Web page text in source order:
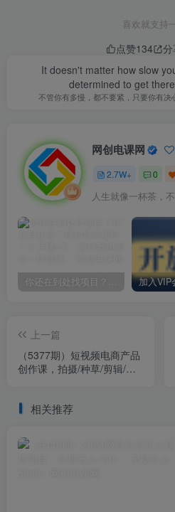
喜欢就支持
点赞134 分
It doesn't matter how slow
determined to get
不管你有多慢，都不要紧，只要你有
网创电课网
2.7W+ 0
人生就像一杯茶，
上一篇
（5377期）短视频电商产品
创作课，拍摄/种草/剪辑/内
相关推荐